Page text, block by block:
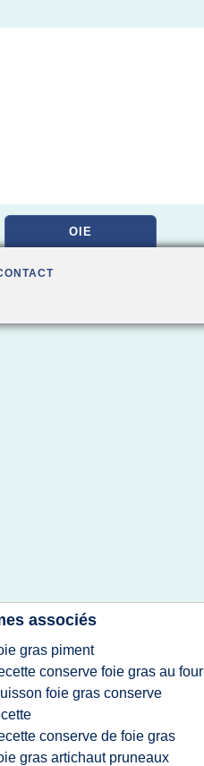
OIE
associés
gras piment
conserve foie gras au four
foie gras conserve
conserve de foie gras
gras artichaut pruneaux